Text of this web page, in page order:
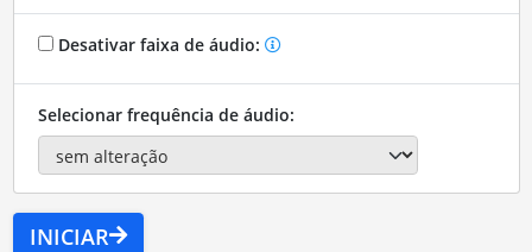
Desativar faixa de áudio:
Selecionar frequência de áudio:
INICIAR